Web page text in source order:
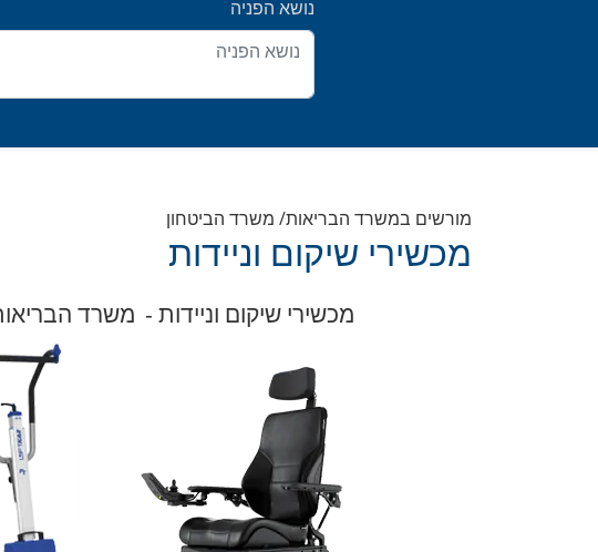
נושא הפניה
מורשים במשרד הבריאות/ משרד הביטחון
מכשירי שיקום וניידות
מכשירי שיקום וניידות - משרד